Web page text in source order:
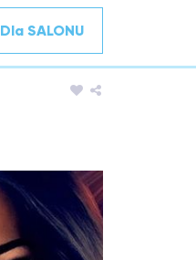
Dla SALONU